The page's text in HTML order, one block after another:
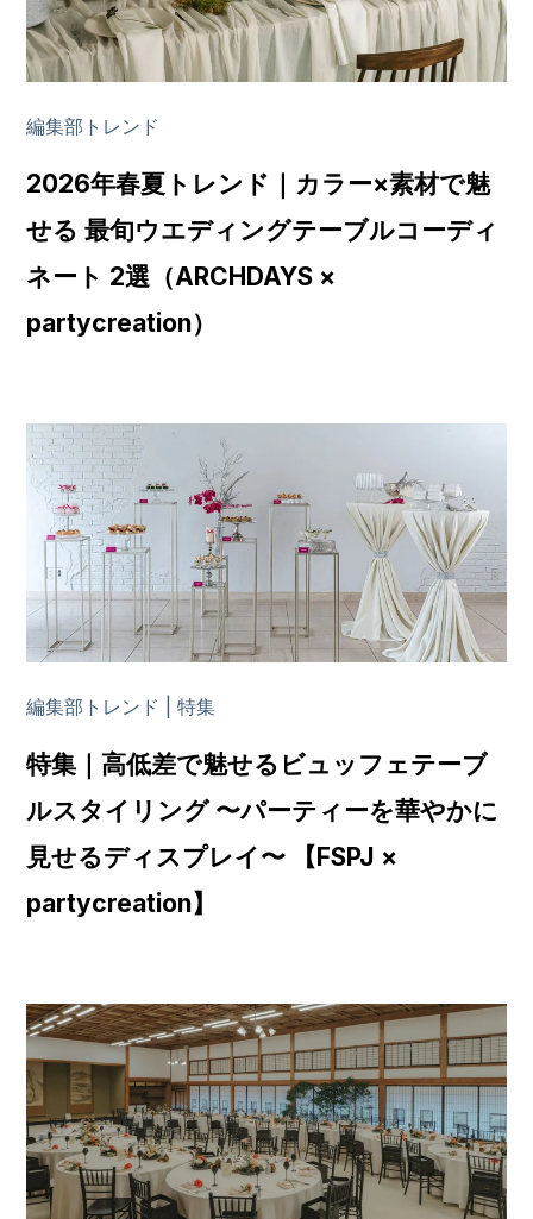
編集部トレンド
2026年春夏トレンド｜カラー×素材で魅
せる 最旬ウエディングテーブルコーディ
ネート 2選（ARCHDAYS ×
partycreation）
編集部トレンド | 特集
特集｜高低差で魅せるビュッフェテーブ
ルスタイリング 〜パーティーを華やかに
見せるディスプレイ〜 【FSPJ ×
partycreation】